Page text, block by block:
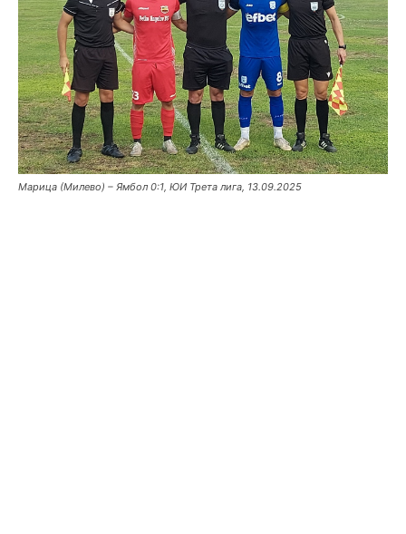
Марица (Милево) – Ямбол 0:1, ЮИ Трета лига, 13.09.2025